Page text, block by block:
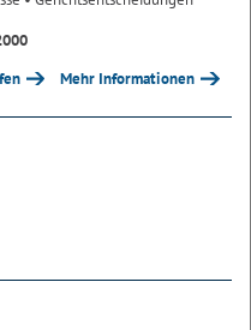
Mehr Informationen